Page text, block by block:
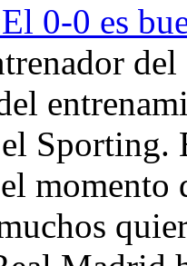
0-0 es
Sporting.
momento